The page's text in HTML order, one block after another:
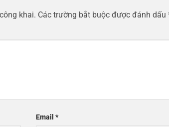
khai. Các trường bắt buộc được đánh dấu
Email*